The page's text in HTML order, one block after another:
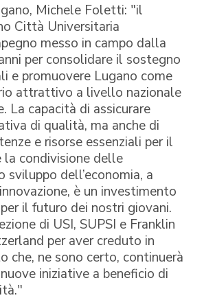
Michele Foletti: "il
Città Universitaria
messo in campo dalla
per consolidare il sostegno
e promuovere Lugano come
attrattivo a livello nazionale
La capacità di assicurare
di qualità, ma anche di
e risorse essenziali per il
condivisione delle
sviluppo dell’economia, a
è un investimento
il futuro dei nostri giovani.
di USI, SUPSI e Franklin
per aver creduto in
che, ne sono certo, continuerà
iniziative a beneficio di